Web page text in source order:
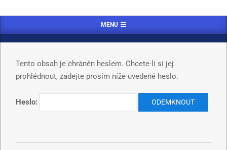
MENU
Tento obsah je chráněn heslem. Chcete-li si jej
prohlédnout, zadejte prosím níže uvedené heslo.
Heslo: